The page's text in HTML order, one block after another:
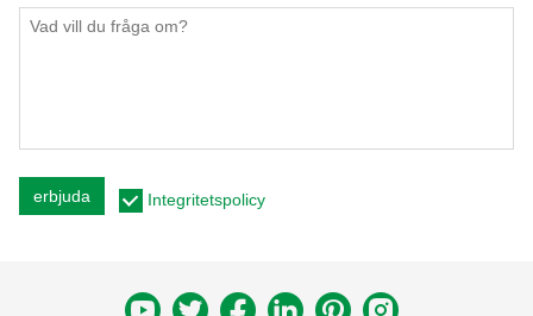
erbjuda Integritetspolicy